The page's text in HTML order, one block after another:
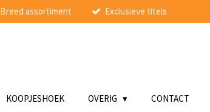
Breed assortiment Exclusieve titels
KOOPJESHOEK OVERIG CONTACT